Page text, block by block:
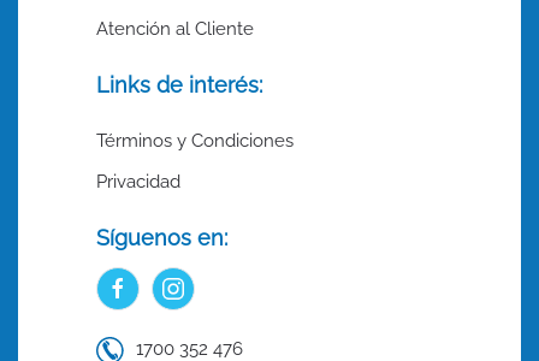
Atención al Cliente
Links de interés:
Términos y Condiciones
Privacidad
Síguenos en:
1700 352 476